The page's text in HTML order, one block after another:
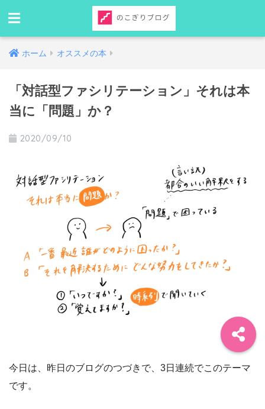
ホーム オススメの本
「対話型ファシリテーション」それは本
当に「問題」か？
2020/09/10
今日は、昨日のブログのつづきで、3日連続でこのテーマ
です。